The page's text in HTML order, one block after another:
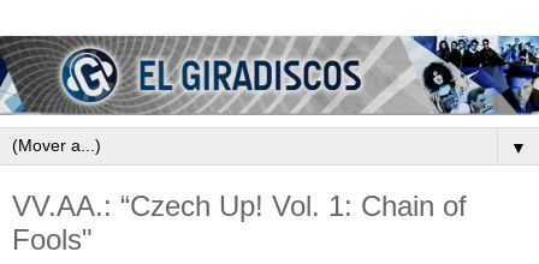
▼
VV.AA.: “Czech Up! Vol. 1: Chain of
Fools"